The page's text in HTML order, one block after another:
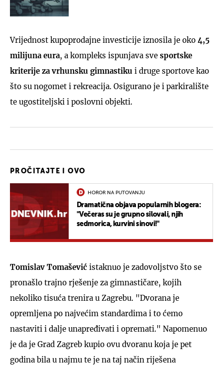
Vrijednost kupoprodajne investicije iznosila je oko 4,5
milijuna eura, a kompleks ispunjava sve sportske
kriterije za vrhunsku gimnastiku i druge sportove kao
što su nogomet i rekreacija. Osigurano je i parkiralište
te ugostiteljski i poslovni objekti.
PROČITAJTE I OVO
HOROR NA PUTOVANJU
Dramatična objava popularnih blogera:
"Večeras su je grupno silovali, njih
sedmorica, kurvini sinovi!"
Tomislav Tomašević istaknuo je zadovoljstvo što se
pronašlo trajno rješenje za gimnastičare, kojih
nekoliko tisuća trenira u Zagrebu. "Dvorana je
opremljena po najvećim standardima i to ćemo
nastaviti i dalje unapređivati i opremati." Napomenuo
je da je Grad Zagreb kupio ovu dvoranu koja je pet
godina bila u najmu te je na taj način riješena